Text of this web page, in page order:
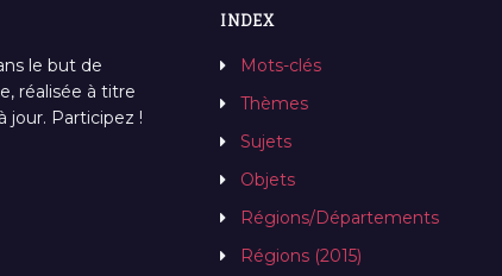
le but de
réalisée à titre
jour. Participez !
INDEX
Mots-clés
Thèmes
Sujets
Objets
Régions/Départements
Régions (2015)